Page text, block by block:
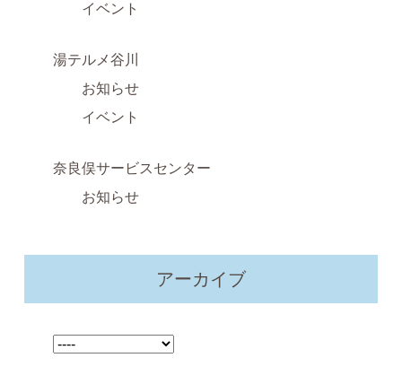
イベント
湯テルメ谷川
お知らせ
イベント
奈良俣サービスセンター
お知らせ
アーカイブ